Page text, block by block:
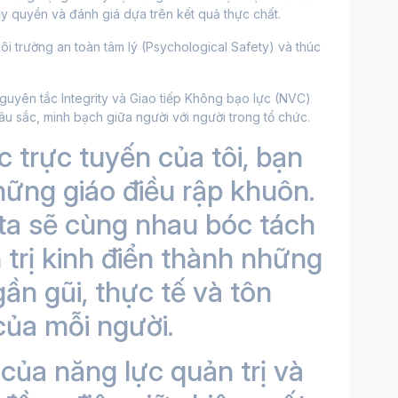
quyền và đánh giá dựa trên kết quả thực chất.
trường an toàn tâm lý (Psychological Safety) và thúc
tắc Integrity và Giao tiếp Không bạo lực (NVC)
sắc, minh bạch giữa người với người trong tổ chức.
trực tuyến của tôi, bạn
giáo điều rập khuôn.
sẽ cùng nhau bóc tách
kinh điển thành những
gũi, thực tế và tôn
mỗi người.
năng lực quản trị và